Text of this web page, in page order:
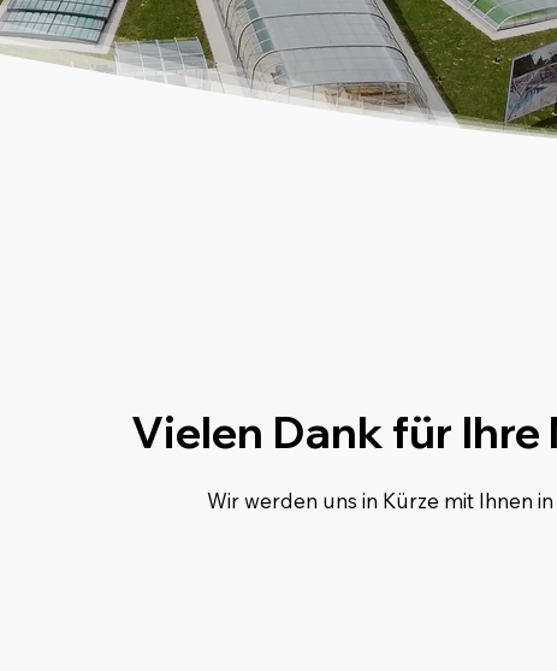
Vielen Dank für
Wir werden uns in Kürze mit Ihnen